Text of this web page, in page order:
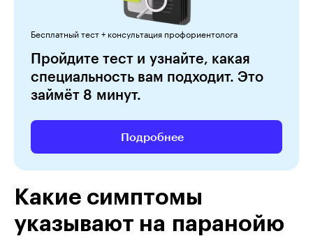
Бесплатный тест + консультация профориентолога
Пройдите тест и узнайте, какая
специальность вам подходит. Это
займёт 8 минут.
Подробнее
Какие симптомы
указывают на паранойю